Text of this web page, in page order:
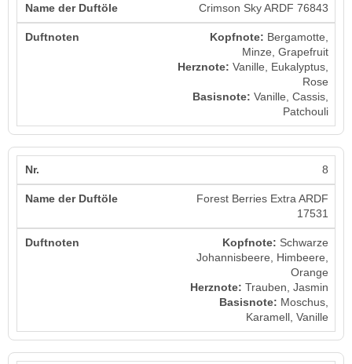
Crimson Sky ARDF 76843
Kopfnote: Bergamotte,
Minze, Grapefruit
Herznote: Vanille, Eukalyptus,
Rose
Basisnote: Vanille, Cassis,
Patchouli
8
Forest Berries Extra ARDF
17531
Kopfnote: Schwarze
Johannisbeere, Himbeere,
Orange
Herznote: Trauben, Jasmin
Basisnote: Moschus,
Karamell, Vanille